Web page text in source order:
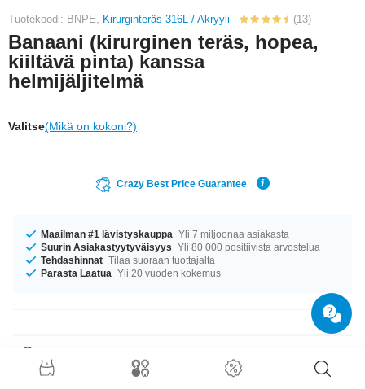
Tuotekoodi: BNPE, Kirurginteräs 316L / Akryyli (13)
Banaani (kirurginen teräs, hopea,
kiiltävä pinta) kanssa
helmijäljitelmä
Valitse(Mikä on kokoni?)
Crazy Best Price Guarantee
Maailman #1 lävistyskauppa Yli 7 miljoonaa asiakasta
Suurin Asiakastyytyväisyys Yli 80 000 positiivista arvostelua
Tehdashinnat Tilaa suoraan tuottajalta
Parasta Laatua Yli 20 vuoden kokemus
Hienovarainen yhdistelmä.